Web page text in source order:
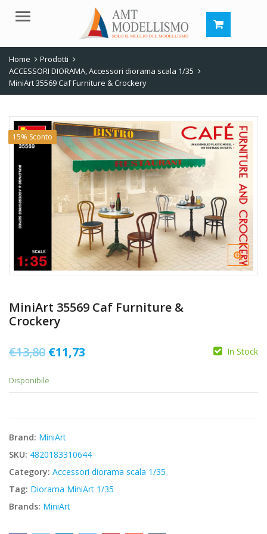
Menu
Home
Prodotti
ACCESSORI DIORAMA,Accessori diorama scala 1/35
MiniArt 35569 Caf Furniture & Crockery
15% Sconto
MiniArt 35569 Caf Furniture &
Crockery
€13,80 Il
€11,73 In Stock
Disponibile
Brand: MiniArt
SKU: 4820183310644
Category: Accessori diorama scala 1/35
Tag: Diorama MiniArt 1/35
Brands: MiniArt